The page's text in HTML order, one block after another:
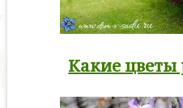
Какие цветы